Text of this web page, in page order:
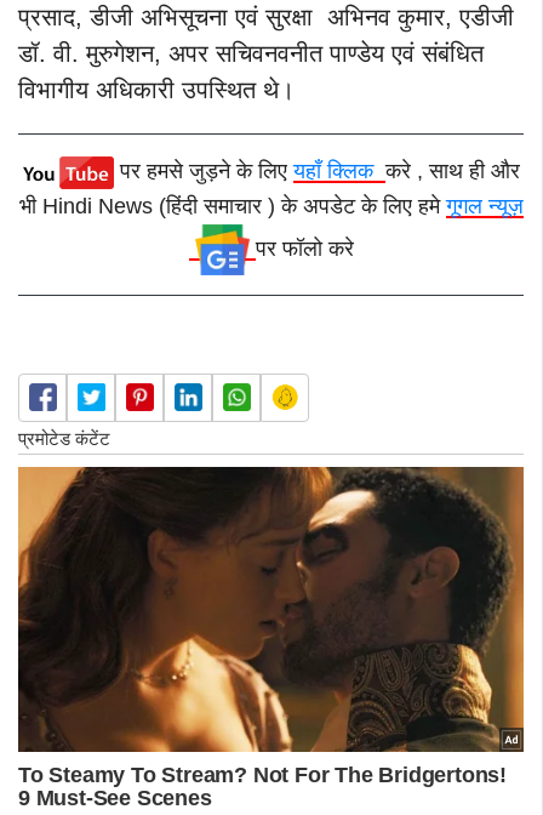
प्रसाद, डीजी अभिसूचना एवं सुरक्षा अभिनव कुमार, एडीजी
डॉ. वी. मुरुगेशन, अपर सचिवनवनीत पाण्डेय एवं संबंधित
विभागीय अधिकारी उपस्थित थे।
पर हमसे जुड़ने के लिएयहाँ क्लिककरे , साथ ही और
भी Hindi News (हिंदी समाचार ) के अपडेट के लिए हमेगूगल न्यूज़
पर फॉलो करे